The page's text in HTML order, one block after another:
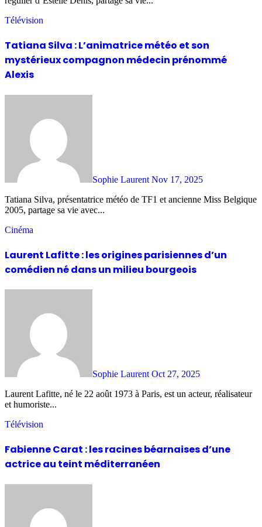
Télévision
Tatiana Silva : L’animatrice météo et son
mystérieux compagnon médecin prénommé
Alexis
Sophie Laurent Nov 17, 2025
Tatiana Silva, présentatrice météo de TF1 et ancienne Miss Belgique
2005, partage sa vie avec...
Cinéma
Laurent Lafitte : les origines parisiennes d’un
comédien né dans un milieu bourgeois
Sophie Laurent Oct 27, 2025
Laurent Lafitte, né le 22 août 1973 à Paris, est un acteur, réalisateur
et humoriste...
Télévision
Fabienne Carat : les racines béarnaises d’une
actrice au teint méditerranéen